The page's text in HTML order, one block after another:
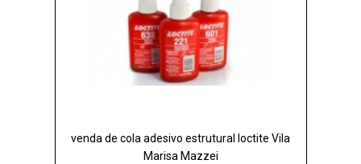
venda de cola adesivo estrutural loctite Vila
Marisa Mazzei